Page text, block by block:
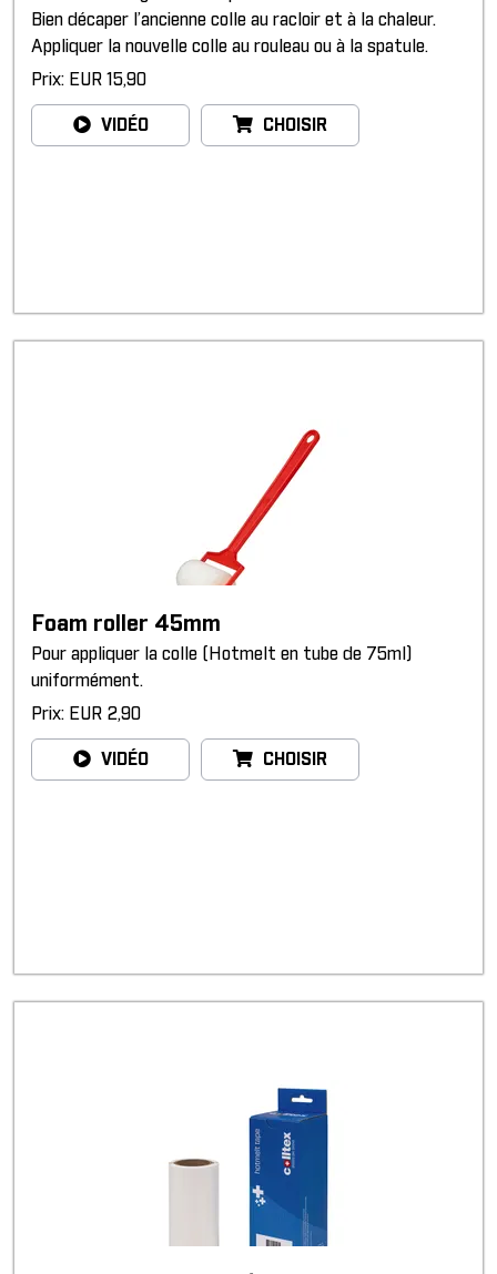
Bien décaper l’ancienne colle au racloir et à la chaleur.
Appliquer la nouvelle colle au rouleau ou à la spatule.
Prix: EUR 15,90
VIDÉO CHOISIR
Foam roller 45mm
Pour appliquer la colle (Hotmelt en tube de 75ml)
uniformément.
Prix: EUR 2,90
VIDÉO CHOISIR